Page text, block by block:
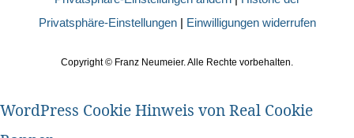
Privatsphäre-Einstellungen| Einwilligungen widerrufen
Copyright © Franz Neumeier. Alle Rechte vorbehalten.
WordPress Cookie Hinweis von Real Cookie